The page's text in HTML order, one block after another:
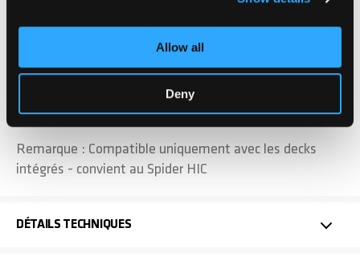
Allow all
Deny
est livré avec des roulements à billes fermés et un
anneau en métal pour une durabilité optimale. Le
capuchon du headset est plus haut que celui des
headsets standard.
Remarque : Compatible uniquement avec les decks
intégrés - convient au Spider HIC
DÉTAILS TECHNIQUES